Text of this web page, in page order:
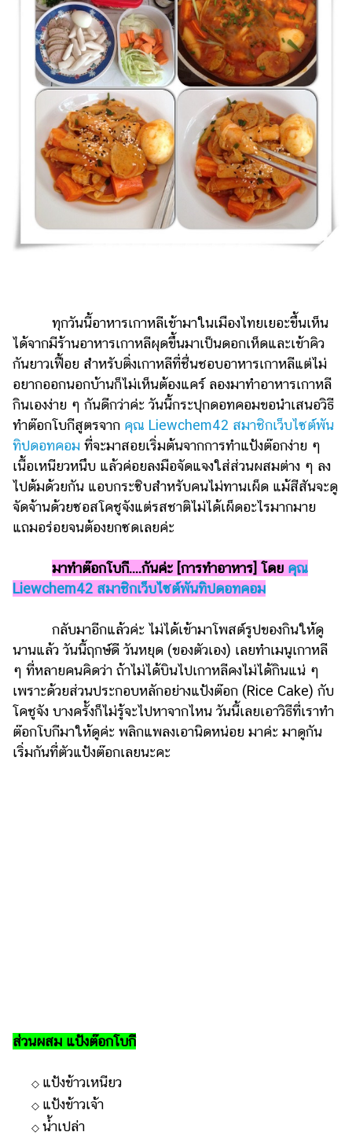
บันเทิง
เกาหลี
ไลฟ์
ไตล์
หญิง
ผู้ชาย
สุขภาพ
อาหาร
ง่ายๆ
ช้อป
ปิ้ง
รถยนต์
บ้าน
และ
การ
ถือ
ราคา
น้ำมัน
วา
ไร
กระปุก
ออนไลน์
เรียน
เลข
ทุกวันนี้อาหารเกาหลีเข้ามาในเมืองไทยเยอะขึ้นเห็น
ได้จากมีร้านอาหารเกาหลีผุดขึ้นมาเป็นดอกเห็ดและเข้าคิว
กันยาวเฟื้อย สำหรับติ่งเกาหลีที่ชื่นชอบอาหารเกาหลีแต่ไม่
อยากออกนอกบ้านก็ไม่เห็นต้องแคร์ ลองมาทำอาหารเกาหลี
กินเองง่าย ๆ กันดีกว่าค่ะ วันนี้กระปุกดอทคอมขอนำเสนอวิธี
ทำต๊อกโบกีสูตรจาก คุณ Liewchem42 สมาชิกเว็บไซต์พัน
ทิปดอทคอม ที่จะมาสอยเริ่มต้นจากการทำแป้งต๊อกง่าย ๆ
เนื้อเหนียวหนึบ แล้วค่อยลงมือจัดแจงใส่ส่วนผสมต่าง ๆ ลง
ไปต้มด้วยกัน แอบกระซิบสำหรับคนไม่ทานเผ็ด แม้สีสันจะดู
จัดจ้านด้วยซอสโคชูจังแต่รสชาติไม่ได้เผ็ดอะไรมากมาย
แถมอร่อยจนต้องยกซดเลยค่ะ
มาทำต๊อกโบกี....กันค่ะ [การทำอาหาร] โดย คุณ
Liewchem42 สมาชิกเว็บไซต์พันทิปดอทคอม
กลับมาอีกแล้วค่ะ ไม่ได้เข้ามาโพสต์รูปของกินให้ดู
นานแล้ว วันนี้ฤกษ์ดี วันหยุด (ของตัวเอง) เลยทำเมนูเกาหลี
ๆ ที่หลายคนคิดว่า ถ้าไม่ได้บินไปเกาหลีคงไม่ได้กินแน่ ๆ
เพราะด้วยส่วนประกอบหลักอย่างแป้งต๊อก (Rice Cake) กับ
โคชูจัง บางครั้งก็ไม่รู้จะไปหาจากไหน วันนี้เลยเอาวิธีที่เราทำ
ต๊อกโบกีมาให้ดูค่ะ พลิกแพลงเอานิดหน่อย มาค่ะ มาดูกัน
เริ่มกันที่ตัวแป้งต๊อกเลยนะคะ
ส่วนผสม แป้งต๊อกโบกี
◇ แป้งข้าวเหนียว
◇ แป้งข้าวเจ้า
◇ น้ำเปล่า